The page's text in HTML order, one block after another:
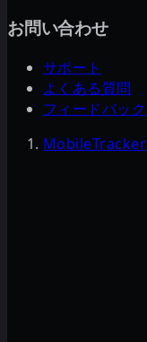
お問い合わせ
サポート
よくある質問
フィードバック
MobileTracker